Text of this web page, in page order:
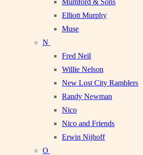
Mumford & Sons
Elliott Murphy
Muse
N
Fred Neil
Willie Nelson
New Lost City Ramblers
Randy Newman
Nico
Nico and Friends
Erwin Nijhoff
O